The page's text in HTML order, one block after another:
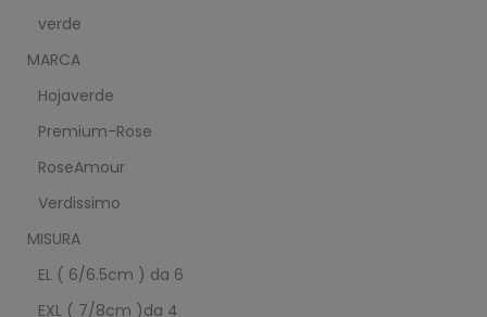
verde
MARCA
Hojaverde
Premium-Rose
RoseAmour
Verdissimo
MISURA
EL ( 6/6.5cm ) da 6
EXL ( 7/8cm )da 4